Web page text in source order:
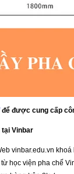
để được cung cấp
Vinbar
vinbar.edu.vn khoá
học viện pha chế